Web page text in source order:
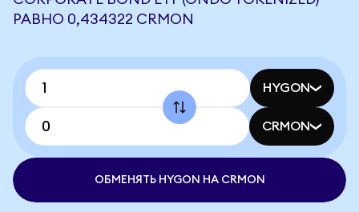
РАВНО 0,434322 CRMON
HYGON
CRMON
ОБМЕНЯТЬ HYGON НА CRMON